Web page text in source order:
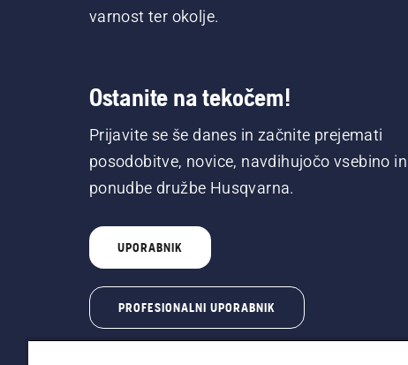
varnost ter okolje.
Ostanite na tekočem!
Prijavite se še danes in začnite prejemati
posodobitve, novice, navdihujočo vsebino in
ponudbe družbe Husqvarna.
UPORABNIK
PROFESIONALNI UPORABNIK